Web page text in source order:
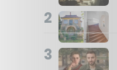
2
3